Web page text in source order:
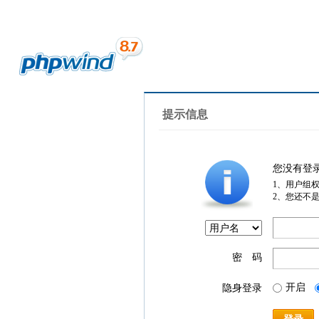
提示信息
您没有登
1、用户组
2、您还不
密 码
隐身登录 开启